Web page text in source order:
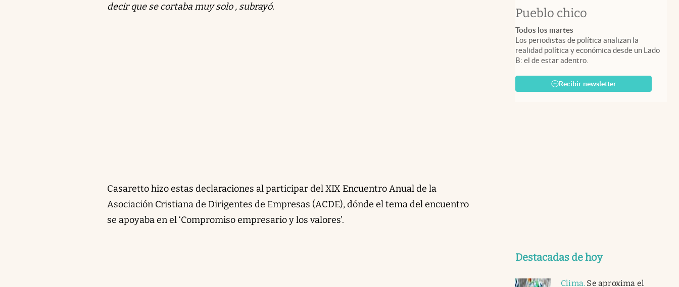
decir que se cortaba muy solo , subrayó.
Casaretto hizo estas declaraciones al participar del XIX Encuentro Anual de la
Asociación Cristiana de Dirigentes de Empresas (ACDE), dónde el tema del encuentro
se apoyaba en el ‘Compromiso empresario y los valores’.
Pueblo chico
Todos los martes
Los periodistas de política analizan la
realidad política y económica desde un Lado
B: el de estar adentro.
Recibir newsletter
Destacadas de hoy
Clima. Se aproxima el